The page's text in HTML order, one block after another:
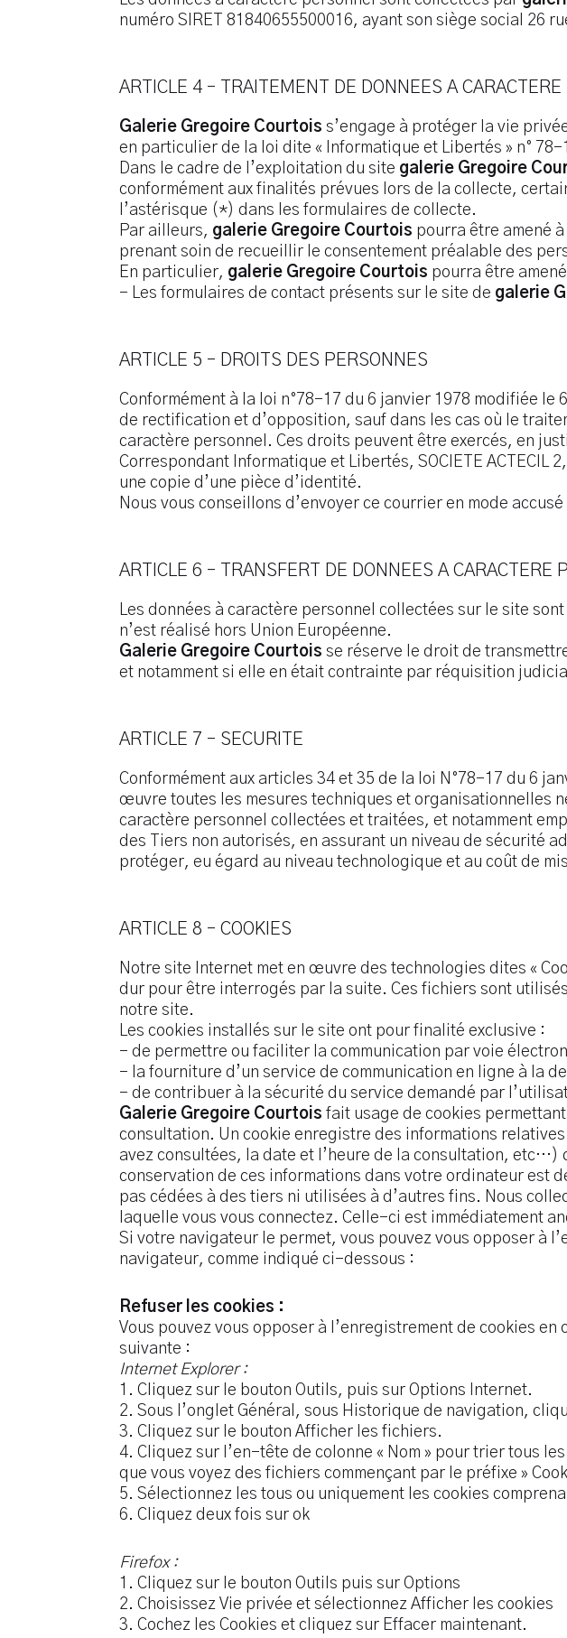
numéro SIRET 81840655500016, ayant son siège social 26
ARTICLE 4 – TRAITEMENT DE DONNEES A
Galerie Gregoire Courtois s’engage à protéger la vie
en particulier de la loi dite « Informatique et Libertés » n°
Dans le cadre de l’exploitation du site galerie Gregoire
conformément aux finalités prévues lors de la collecte,
l’astérisque (*) dans les formulaires de collecte.
Par ailleurs, galerie Gregoire Courtois pourra être amené
prenant soin de recueillir le consentement préalable des
En particulier, galerie Gregoire Courtois pourra être
– Les formulaires de contact présents sur le site de galerie
ARTICLE 5 – DROITS DES PERSONNES
Conformément à la loi n°78-17 du 6 janvier 1978 modifiée
de rectification et d’opposition, sauf dans les cas où le
caractère personnel. Ces droits peuvent être exercés, en
Correspondant Informatique et Libertés, SOCIETE ACTECIL
une copie d’une pièce d’identité.
Nous vous conseillons d’envoyer ce courrier en mode
ARTICLE 6 – TRANSFERT DE DONNEES A CARACTERE
Les données à caractère personnel collectées sur le site
n’est réalisé hors Union Européenne.
Galerie Gregoire Courtois se réserve le droit de
et notamment si elle en était contrainte par réquisition
ARTICLE 7 – SECURITE
Conformément aux articles 34 et 35 de la loi N°78-17 du 6
œuvre toutes les mesures techniques et organisationnelles
caractère personnel collectées et traitées, et notamment
des Tiers non autorisés, en assurant un niveau de sécurité
protéger, eu égard au niveau technologique et au coût de
ARTICLE 8 – COOKIES
Notre site Internet met en œuvre des technologies dites «
dur pour être interrogés par la suite. Ces fichiers sont
notre site.
Les cookies installés sur le site ont pour finalité exclusive :
– de permettre ou faciliter la communication par voie
– la fourniture d’un service de communication en ligne à la
– de contribuer à la sécurité du service demandé par
Galerie Gregoire Courtois fait usage de cookies
consultation. Un cookie enregistre des informations
avez consultées, la date et l’heure de la consultation,
conservation de ces informations dans votre ordinateur est
pas cédées à des tiers ni utilisées à d’autres fins. Nous
laquelle vous vous connectez. Celle-ci est immédiatement
Si votre navigateur le permet, vous pouvez vous opposer à
navigateur, comme indiqué ci-dessous :
Refuser les cookies :
Vous pouvez vous opposer à l’enregistrement de cookies
suivante :
Internet Explorer :
1. Cliquez sur le bouton Outils, puis sur Options Internet.
2. Sous l’onglet Général, sous Historique de navigation,
3. Cliquez sur le bouton Afficher les fichiers.
4. Cliquez sur l’en-tête de colonne « Nom » pour trier tous
que vous voyez des fichiers commençant par le préfixe »
5. Sélectionnez les tous ou uniquement les cookies
6. Cliquez deux fois sur ok
Firefox :
1. Cliquez sur le bouton Outils puis sur Options
2. Choisissez Vie privée et sélectionnez Afficher les cookies
3. Cochez les Cookies et cliquez sur Effacer maintenant.